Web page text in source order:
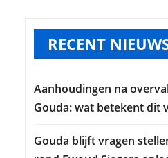
RECENT
Aanhoudingen na
Gouda: wat betekent dit
Gouda blijft vragen